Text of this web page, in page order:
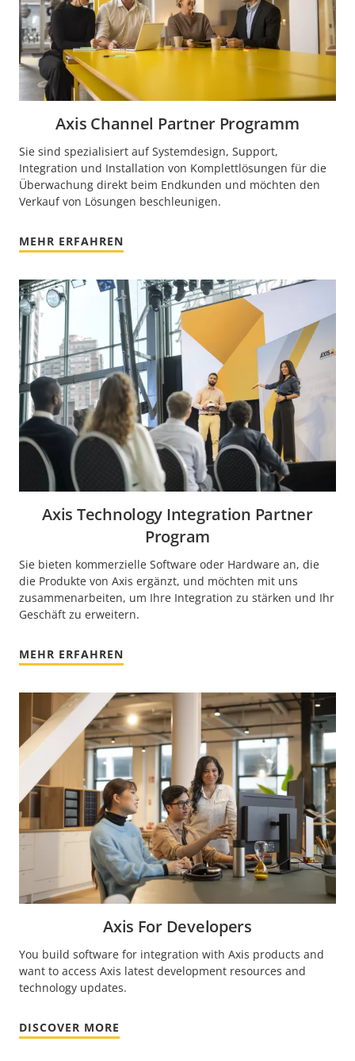
Axis Channel Partner Programm
Sie sind spezialisiert auf Systemdesign, Support,
Integration und Installation von Komplettlösungen für die
Überwachung direkt beim Endkunden und möchten den
Verkauf von Lösungen beschleunigen.
MEHR ERFAHREN
Axis Technology Integration Partner
Program
Sie bieten kommerzielle Software oder Hardware an, die
die Produkte von Axis ergänzt, und möchten mit uns
zusammenarbeiten, um Ihre Integration zu stärken und Ihr
Geschäft zu erweitern.
MEHR ERFAHREN
Axis For Developers
You build software for integration with Axis products and
want to access Axis latest development resources and
technology updates.
DISCOVER MORE